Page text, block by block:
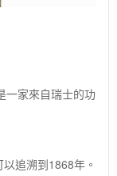
一家來自瑞士的功
追溯到1868年。